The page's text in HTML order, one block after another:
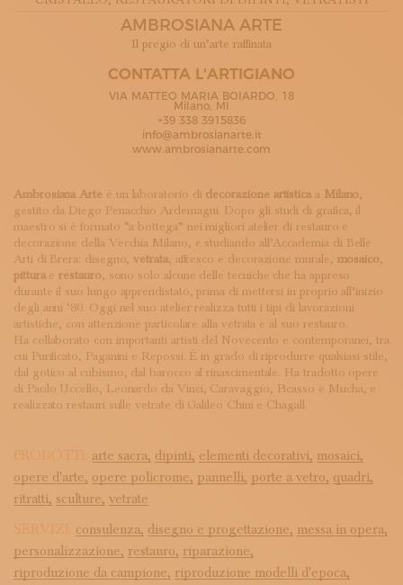
ISCRIVITI ALLA NEWSLETTER
TUTTI I CONTENUTI
AMBROSIANA ARTE
Il pregio di un’arte raffinata
CONTATTA L'ARTIGIANO
VIA MATTEO MARIA BOIARDO, 18
Milano, MI
+39 338 3915836
info@ambrosianarte.it
www.ambrosianarte.com
Ambrosiana Arte è un laboratorio di decorazione artisticaa Milano,
gestito da Diego Penacchio Ardemagni. Dopo gli studi di grafica, il
maestro si è formato “a bottega” nei migliori atelier di restauro e
decorazione della Vecchia Milano, e studiando all’Accademia di Belle
Arti di Brera: disegno, vetrata, affresco e decorazione murale, mosaico,
pitturae restauro, sono solo alcune delle tecniche che ha appreso
durante il suo lungo apprendistato, prima di mettersi in proprio all’inizio
degli anni ‘80. Oggi nel suo atelier realizza tutti i tipi di lavorazioni
artistiche, con attenzione particolare alla vetrata e al suo restauro.
Ha collaborato con importanti artisti del Novecento e contemporanei, tra
cui Purificato, Paganini e Repossi. È in grado di riprodurre qualsiasi stile,
dal gotico al cubismo, dal barocco al rinascimentale. Ha tradotto opere
di Paolo Uccello, Leonardo da Vinci, Caravaggio, Picasso e Mucha, e
realizzato restauri sulle vetrate di Galileo Chini e Chagall.
PRODOTTI: arte sacra, dipinti, elementi decorativi, mosaici,
opere d'arte, opere policrome, pannelli, porte a vetro, quadri,
ritratti, sculture, vetrate
SERVIZI: consulenza, disegno e progettazione, messa in opera,
personalizzazione, restauro, riparazione,
riproduzione da campione, riproduzione modelli d'epoca,